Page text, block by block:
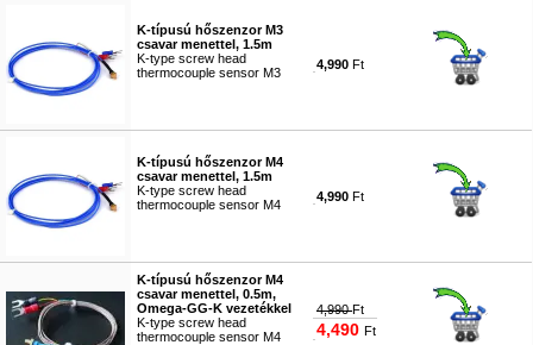
K-típusú hőszenzor M3
csavar menettel, 1.5m
K-type screw head
thermocouple sensor M3
4,990 Ft
K-típusú hőszenzor M4
csavar menettel, 1.5m
K-type screw head
thermocouple sensor M4
4,990 Ft
K-típusú hőszenzor M4
csavar menettel, 0.5m,
Omega-GG-K vezetékkel
K-type screw head
thermocouple sensor M4
4,990Ft
4,490 Ft